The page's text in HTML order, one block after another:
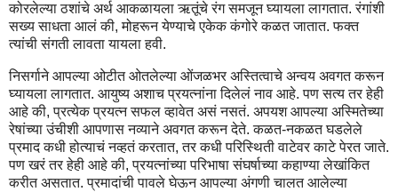
कोरलेल्या ठशांचे अर्थ आकळायला ऋतूंचे रंग समजून घ्यायला लागतात. रंगांशी
सख्य साधता आलं की, मोहरून येण्याचे एकेक कंगोरे कळत जातात. फक्त
त्यांची संगती लावता यायला हवी.
निसर्गाने आपल्या ओटीत ओतलेल्या ओंजळभर अस्तित्वाचे अन्वय अवगत करून
घ्यायला लागतात. आयुष्य अशाच प्रयत्नांना दिलेलं नाव आहे. पण सत्य तर हेही
आहे की, प्रत्येक प्रयत्न सफल व्हावेत असं नसतं. अपयश आपल्या अस्मितेच्या
रेषांच्या उंचीशी आपणास नव्याने अवगत करून देते. कळत-नकळत घडलेले
प्रमाद कधी होत्याचं नव्हतं करतात, तर कधी परिस्थिती वाटेवर काटे पेरत जाते.
पण खरं तर हेही आहे की, प्रयत्नांच्या परिभाषा संघर्षाच्या कहाण्या लेखांकित
करीत असतात. प्रमादांची पावले घेऊन आपल्या अंगणी चालत आलेल्या